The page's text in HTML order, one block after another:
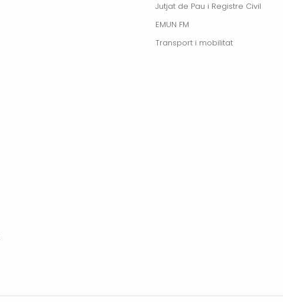
Jutjat de Pau i Registre Civil
EMUN FM
Transport i mobilitat